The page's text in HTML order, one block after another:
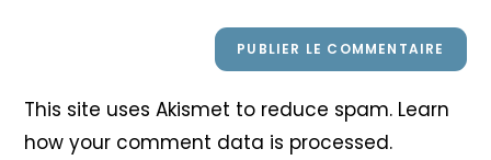
This site uses Akismet to reduce spam. Learn
how your comment data is processed.